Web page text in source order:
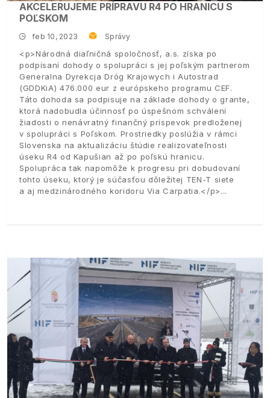
AKCELERUJEME PRÍPRAVU R4 PO HRANICU S
POĽSKOM
feb 10, 2023 Správy
<p>Národná diaľničná spoločnosť, a.s. získa po
podpísaní dohody o spolupráci s jej poľským partnerom
Generalna Dyrekcja Dróg Krajowych i Autostrad
(GDDKiA) 476.000 eur z európskeho programu CEF.
Táto dohoda sa podpisuje na základe dohody o grante,
ktorá nadobudla účinnosť po úspešnom schválení
žiadosti o nenávratný finančný príspevok predloženej
v spolupráci s Poľskom. Prostriedky poslúžia v rámci
Slovenska na aktualizáciu štúdie realizovateľnosti
úseku R4 od Kapušian až po poľskú hranicu.
Spolupráca tak napomôže k progresu pri dobudovaní
tohto úseku, ktorý je súčasťou dôležitej TEN-T siete
a aj medzinárodného koridoru Via Carpatia.</p>